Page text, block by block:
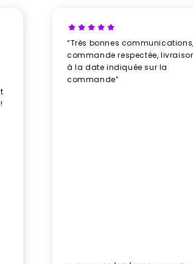
“Très bonnes communications,
commande respectée,
à la date indiquée sur la
commande”